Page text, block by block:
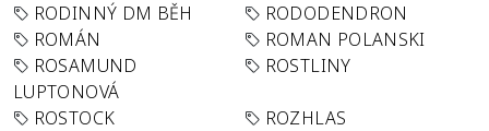
RODINNÝ DM BĚH
RODODENDRON
ROMÁN
ROMAN POLANSKI
ROSAMUND
LUPTONOVÁ
ROSTLINY
ROSTOCK
ROZHLAS